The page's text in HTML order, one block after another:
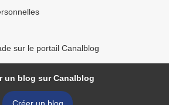
sur le portail Canalblog
un blog sur Canalblog